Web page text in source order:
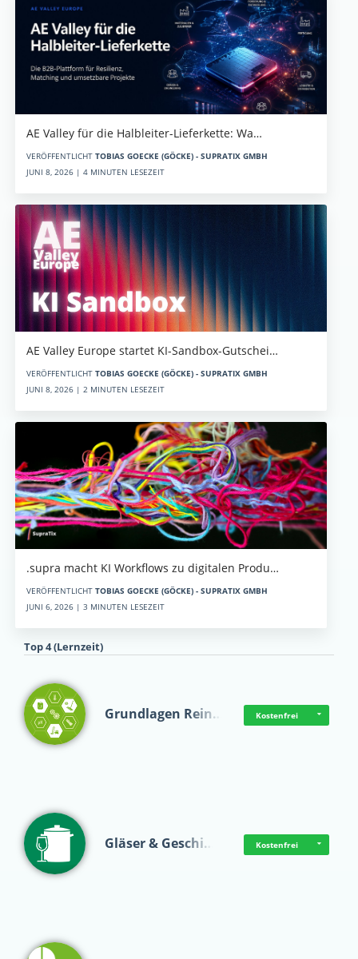
AE Valley für die Halbleiter-Lieferkette: Wa…
VERÖFFENTLICHT TOBIAS GOECKE (GÖCKE) - SUPRATIX GMBH
JUNI 8, 2026 | 4 MINUTEN LESEZEIT
AE Valley Europe startet KI-Sandbox-Gutschei…
VERÖFFENTLICHT TOBIAS GOECKE (GÖCKE) - SUPRATIX GMBH
JUNI 8, 2026 | 2 MINUTEN LESEZEIT
.supra macht KI Workflows zu digitalen Produ…
VERÖFFENTLICHT TOBIAS GOECKE (GÖCKE) - SUPRATIX GMBH
JUNI 6, 2026 | 3 MINUTEN LESEZEIT
Top 4 (Lernzeit)
Grundlagen Rein… Kostenfrei
Gläser & Geschi… Kostenfrei